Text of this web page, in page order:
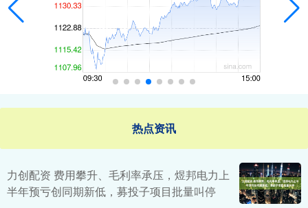
热点资讯
力创配资 费用攀升、毛利率承压，煜邦电力上
半年预亏创同期新低，募投子项目批量叫停